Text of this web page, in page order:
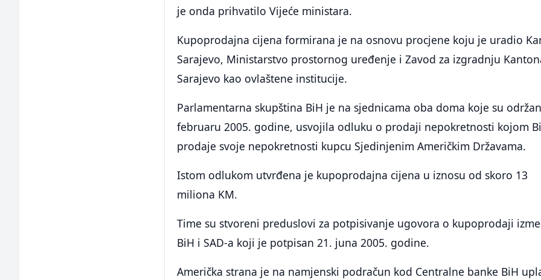
je onda prihvatilo Vijeće ministara.
Kupoprodajna cijena formirana je na osnovu procjene koju je uradio
Sarajevo, Ministarstvo prostornog uređenje i Zavod za izgradnju
Sarajevo kao ovlaštene institucije.
Parlamentarna skupština BiH je na sjednicama oba doma koje su
februaru 2005. godine, usvojila odluku o prodaji nepokretnosti kojom
prodaje svoje nepokretnosti kupcu Sjedinjenim Američkim Državama.
Istom odlukom utvrđena je kupoprodajna cijena u iznosu od skoro 13
miliona KM.
Time su stvoreni preduslovi za potpisivanje ugovora o kupoprodaji
BiH i SAD-a koji je potpisan 21. juna 2005. godine.
Američka strana je na namjenski podračun kod Centralne banke BiH